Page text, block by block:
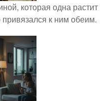
которая одна растит
к ним обеим.